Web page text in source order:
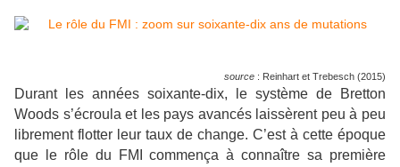
source : Reinhart et Trebesch (2015)
Durant les années soixante-dix, le système de Bretton
Woods s’écroula et les pays avancés laissèrent peu à peu
librement flotter leur taux de change. C’est à cette époque
que le rôle du FMI commença à connaître sa première